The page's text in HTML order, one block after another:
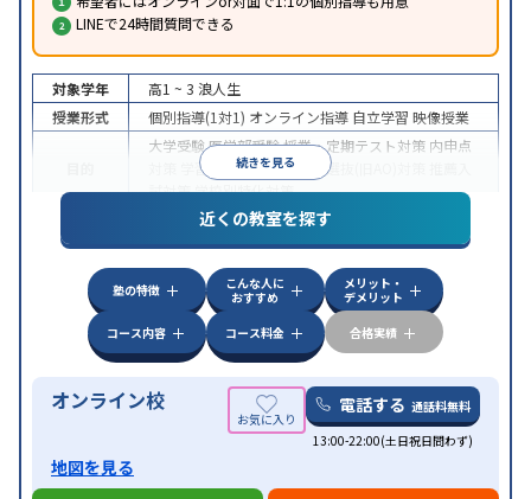
LINEで24時間質問できる
続きを見る
対象学年 高1 ~ 3 浪人生
授業形式
個別指導(1対1) オンライン指導 自立学習 映像授業
大学受験医学部受験授業・定期テスト対策 内申点
学習習慣の定着 総合型選抜(旧AO)対策
試対策学校別特化対策
特徴
中高一貫校生に対応授業の振替可能
学習にPC・タブレットを利用オンライン対応1
科目から受講可能
近くの教室を探す
塾の特徴
こんな人に
おすすめ
メリット・
デメリット
コース内容
コース料金 合格実績
オンライン校 電話する 通話料無料
13:00-22:00(土日祝日問わず)
地図を見る